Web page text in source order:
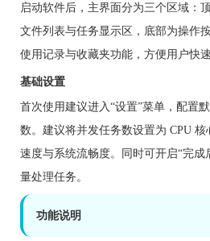
启动软件后，主界面分为三个区域：
文件列表与任务显示区，底部为操作
使用记录与收藏夹功能，方便用户快
基础设置
首次使用建议进入“设置”菜单，配置
数。建议将并发任务数设置为 CPU
速度与系统流畅度。同时可开启“完成
量处理任务。
功能说明